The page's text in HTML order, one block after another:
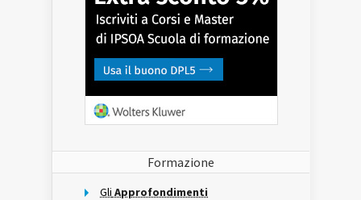
Formazione
Gli Approfondimenti